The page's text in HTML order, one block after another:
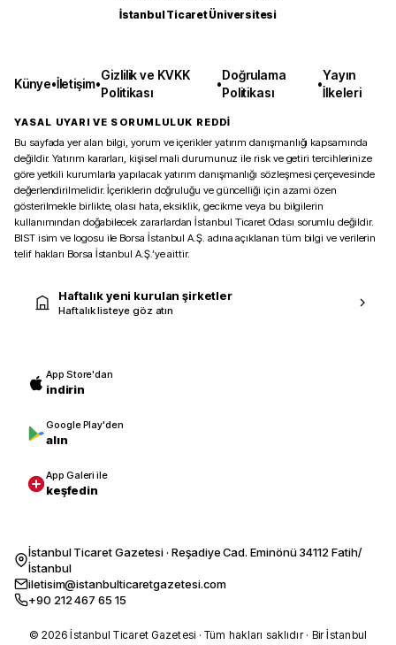
İstanbul Ticaret Üniversitesi
Künye•İletişim•
Gizlilik ve KVKK
Politikası
•
Doğrulama
Politikası
•
Yayın
İlkeleri
YASAL UYARI VE SORUMLULUK REDDİ
Bu sayfada yer alan bilgi, yorum ve içerikler yatırım danışmanlığı kapsamında
değildir. Yatırım kararları, kişisel mali durumunuz ile risk ve getiri tercihlerinize
göre yetkili kurumlarla yapılacak yatırım danışmanlığı sözleşmesi çerçevesinde
değerlendirilmelidir. İçeriklerin doğruluğu ve güncelliği için azami özen
gösterilmekle birlikte, olası hata, eksiklik, gecikme veya bu bilgilerin
kullanımından doğabilecek zararlardan İstanbul Ticaret Odası sorumlu değildir.
BIST isim ve logosu ile Borsa İstanbul A.Ş. adına açıklanan tüm bilgi ve verilerin
telif hakları Borsa İstanbul A.Ş.’ye aittir.
Haftalık yeni kurulan şirketler
Haftalık listeye göz atın
App Store'dan
indirin
Google Play'den
alın
App Galeri ile
keşfedin
İstanbul Ticaret Gazetesi · Reşadiye Cad. Eminönü 34112 Fatih/
İstanbul
iletisim@istanbulticaretgazetesi.com
+90 212 467 65 15
© 2026 İstanbul Ticaret Gazetesi · Tüm hakları saklıdır · Bir İstanbul